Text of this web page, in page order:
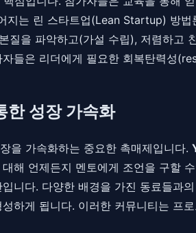
는 린 스타트업(Lean Startup) 방법
질을 파악하고(가설 수립), 저렴하고
들은 리더에게 필요한 회복탄력성
한 성장 가속화
을 가속화하는 중요한 촉매제입니다.
해 언제든지 멘토에게 조언을 구할
니다. 다양한 배경을 가진 동료들과
하게 됩니다. 이러한 커뮤니티는 프